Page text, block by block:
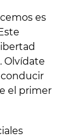
es
Olvídate
conducir
el primer